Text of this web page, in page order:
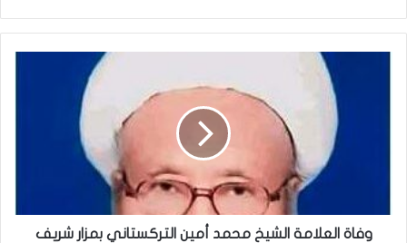
ا
وفاة العلامة الشيخ محمد أمين التركستاني بمزار شريف